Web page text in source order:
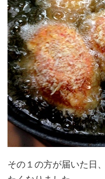
その１の方が届いた日